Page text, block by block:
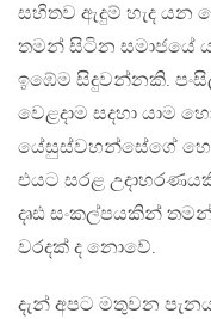
සහිතව ඇදුම් හැද යන
තමන් සිටින සමාජයේ
ඉඹේම සිදුවන්නකි.
වෙළදාම සදහා යාම
යේසුස්වහන්සේගේ
එයට සරළ
දෘඪ සංකල්පයකින්
වරදක් ද නොවේ.
දැන් අපට මතුවන